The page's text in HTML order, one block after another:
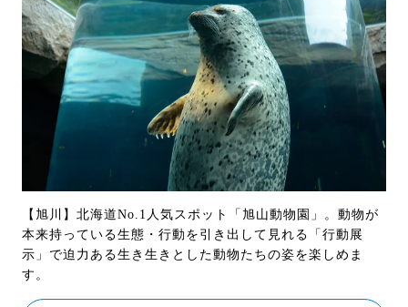
【旭川】北海道No.1人気スポット「旭山動物園」。動物が
本来持っている生態・行動を引き出して見れる「行動展
示」で迫力ある生き生きとした動物たちの姿を楽しめま
す。